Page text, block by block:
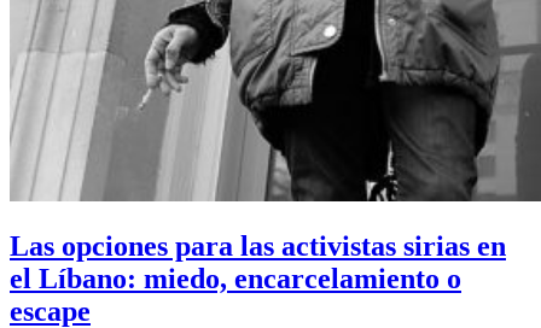
Las opciones para las activistas sirias en
el Líbano: miedo, encarcelamiento o
escape